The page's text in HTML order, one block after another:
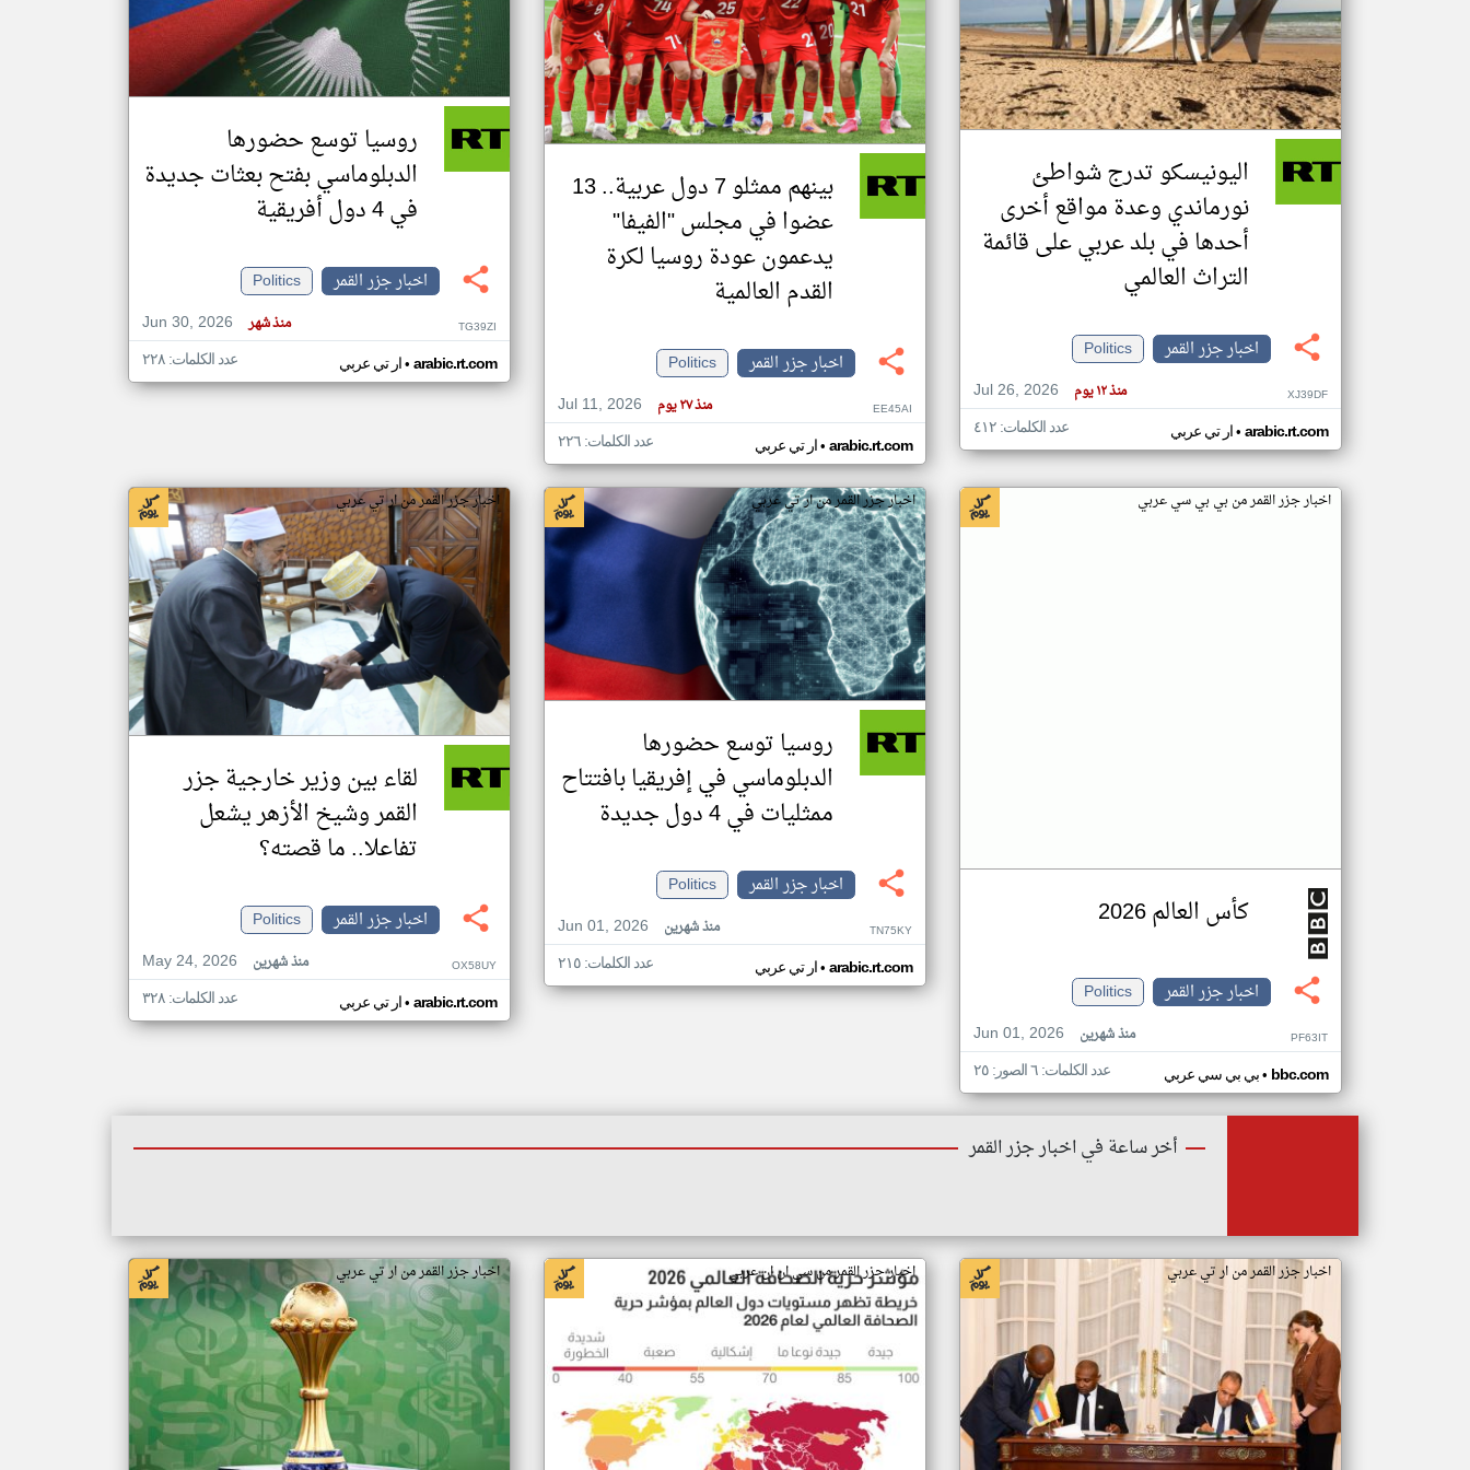
تغيير الدولة
اخبار جزر القمر على مدار الساعة
أهم اخبار جزر القمر العاجلة والمباشرة
اليونيسكو تدرج شواطئ
نورماندي وعدة مواقع أخرى
أحدها في بلد عربي على قائمة
التراث العالمي
اخبار جزر القمر
Politics
Jul 26, 2026
منذ ١٢ يوم XJ39DF
ار تي عربي• arabic.rt.com عدد الكلمات: ٤١٢
بينهم ممثلو 7 دول عربية.. 13
عضوا في مجلس "الفيفا"
يدعمون عودة روسيا لكرة
القدم العالمية
اخبار جزر القمر
Politics
Jul 11, 2026
منذ ٢٧ يوم EE45AI
ار تي عربي• arabic.rt.com عدد الكلمات: ٢٢٦
روسيا توسع حضورها
الدبلوماسي بفتح بعثات جديدة
في 4 دول أفريقية
اخبار جزر القمر
Politics
Jun 30, 2026
منذ شهر TG39ZI
ار تي عربي• arabic.rt.com عدد الكلمات: ٢٢٨
اخبار جزر القمر من بي بي سي عربي
كأس العالم 2026
اخبار جزر القمر
Politics
Jun 01, 2026
منذ شهرين PF63IT
بي بي سي عربي• bbc.com عدد الكلمات: ٦ الصور: ٢٥
اخبار جزر القمر من ار تي عربي
روسيا توسع حضورها
الدبلوماسي في إفريقيا بافتتاح
ممثليات في 4 دول جديدة
اخبار جزر القمر
Politics
Jun 01, 2026
منذ شهرين TN75KY
ار تي عربي• arabic.rt.com عدد الكلمات: ٢١٥
اخبار جزر القمر من ار تي عربي
لقاء بين وزير خارجية جزر
القمر وشيخ الأزهر يشعل
تفاعلا.. ما قصته؟
اخبار جزر القمر
Politics
May 24, 2026
منذ شهرين OX58UY
ار تي عربي• arabic.rt.com عدد الكلمات: ٣٢٨
أخر ساعة في اخبار جزر القمر
اخبار جزر القمر من ار تي عربي اخبار جزر القمر من سي ان ان عربي اخبار جزر القمر من ار تي عربي
klyoum.com